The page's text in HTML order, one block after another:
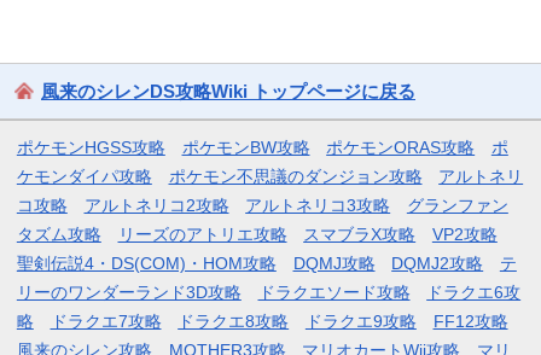
風来のシレンDS攻略Wiki トップページに戻る
ポケモンHGSS攻略 ポケモンBW攻略 ポケモンORAS攻略
ポ
ケモンダイパ攻略
ポケモン不思議のダンジョン攻略
アルトネリ
コ攻略
アルトネリコ2攻略 アルトネリコ3攻略
グランファン
タズム攻略
リーズのアトリエ攻略 スマブラX攻略
VP2攻略
聖剣伝説4・DS(COM)・HOM攻略
DQMJ攻略 DQMJ2攻略
テ
リーのワンダーランド3D攻略
ドラクエソード攻略
ドラクエ6攻
略
ドラクエ7攻略 ドラクエ8攻略 ドラクエ9攻略
FF12攻略
風来のシレン攻略
MOTHER3攻略 マリオカートWii攻略 マリ